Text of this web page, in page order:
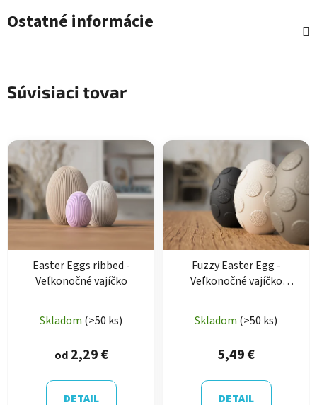
Ostatné informácie
Súvisiaci tovar
Easter Eggs ribbed -
Veľkonočné vajíčko
hodnotenie
produktu
je
5,0
Skladom (>50 ks)
od2,29 €
DETAIL
Fuzzy Easter Egg -
Veľkonočné vajíčko
Skladom (>50 ks)
5,49 €
DETAIL